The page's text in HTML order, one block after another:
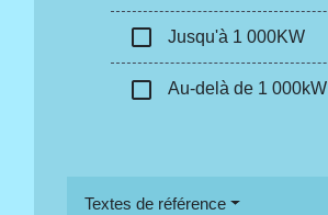
check_box_outline_blank Jusqu'à 1 000KW
check_box_outline_blank Au-delà de 1 000kW
Textes de référence